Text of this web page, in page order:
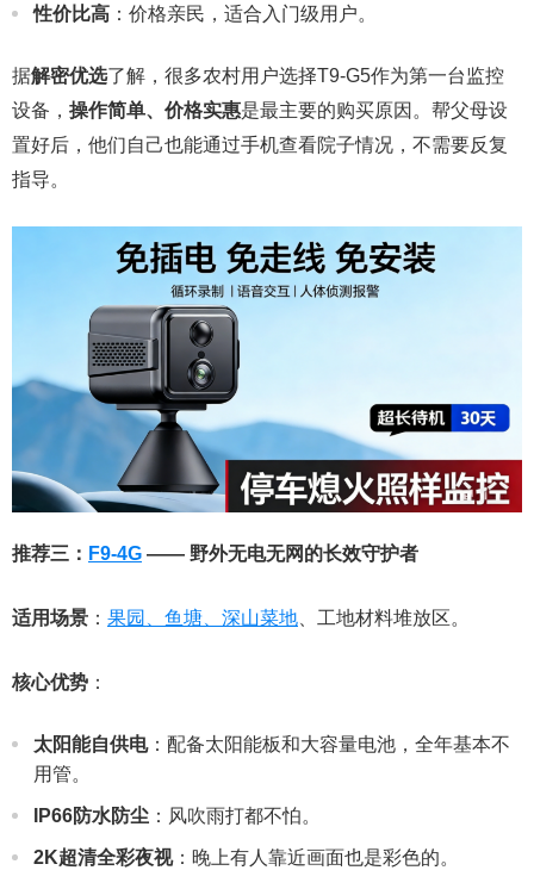
性价比高 ：价格亲民，适合入门级用户。
据解密优选了解，很多农村用户选择T9-G5作为第一台监控
设备， 操作简单、价格实惠是最主要的购买原因。帮父母设
置好后，他们自己也能通过手机查看院子情况，不需要反复
指导。
推荐三： F9-4G —— 野外无电无网的长效守护者
适用场景 ： 果园、鱼塘、深山菜地 、工地材料堆放区。
核心优势 ：
太阳能自供电：配备太阳能板和大容量电池，全年基本不
用管。
IP66防水防尘 ：风吹雨打都不怕。
2K超清全彩夜视：晚上有人靠近画面也是彩色的。